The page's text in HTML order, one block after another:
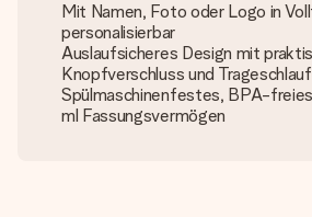
Mit Namen, Foto oder Logo in
personalisierbar
Auslaufsicheres Design mit
Knopfverschluss und
Spülmaschinenfestes, BPA-
ml Fassungsvermögen